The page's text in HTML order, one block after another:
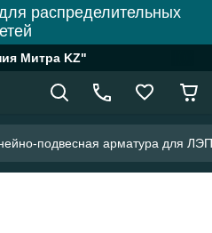
распределительных
Митра KZ"
подвесная арматура для ЛЭП